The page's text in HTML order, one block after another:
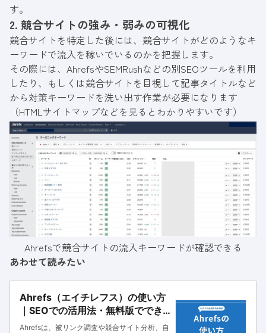
す。
2. 競合サイトの強み・弱みの可視化
競合サイトを特定した後には、競合サイトがどのようなキ
ーワードで流入を稼いでいるのかを把握します。
その際には、AhrefsやSEMRushなどの別SEOツールを利用
したり、もしくは競合サイトを目視して記事タイトルなど
から対策キーワードを洗い出す作業が必要になります
（HTMLサイトマップなどを見るとわかりやすいです）
Ahrefsで競合サイトの流入キーワードが確認できる
あわせて読みたい
Ahrefs（エイチレフス）の使い方
｜SEOでの活用法・無料版ででき
ることを紹介
Ahrefsは、被リンク調査や競合サイト分析、自